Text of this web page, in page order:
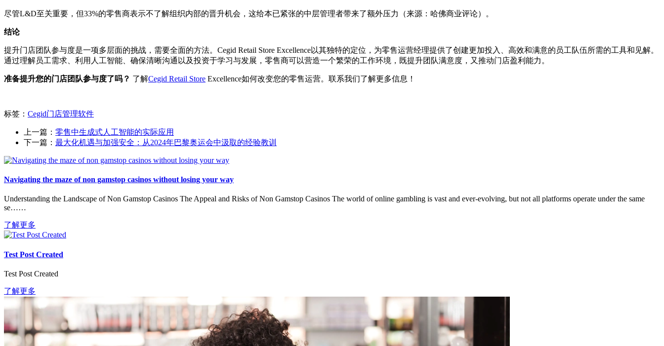
尽管L&D至关重要，但33%的零售商表示不了解组织内部的晋升机会，这给本已紧张的中层管理者带来了额外压力（来源：哈佛商业评论）。
结论
提升门店团队参与度是一项多层面的挑战，需要全面的方法。Cegid Retail Store Excellence以其独特的定位，为零售运营经理提供了创建更加投入、高效和满意的员工队伍所需的工具和见解。
通过理解员工需求、利用人工智能、确保清晰沟通以及投资于学习与发展，零售商可以营造一个繁荣的工作环境，既提升团队满意度，又推动门店盈利能力。
准备提升您的门店团队参与度了吗？ 了解Cegid Retail Store Excellence如何改变您的零售运营。联系我们了解更多信息！
标签： Cegid门店管理软件
上一篇： 零售中生成式人工智能的实际应用
下一篇： 最大化机遇与加强安全：从2024年巴黎奥运会中汲取的经验教训
Navigating the maze of non gamstop casinos without losing your way
Understanding the Landscape of Non Gamstop Casinos The Appeal and Risks of Non Gamstop Casinos The world of online gambling is vast and ever-evolving, but not all platforms operate under the same
se……
了解更多
Test Post Created
Test Post Created
了解更多